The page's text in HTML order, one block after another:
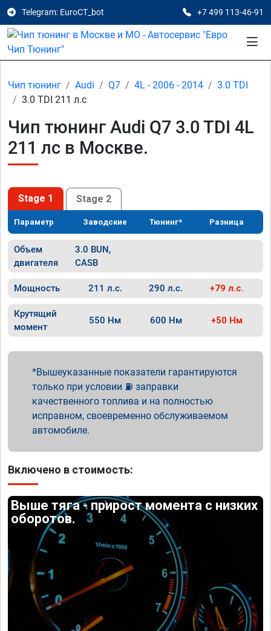
Telegram: EuroCT_bot +7 499 113-46-91
Чип тюнинг Audi Q7 4L - 2006 - 2014
3.0 TDI
3.0 TDI 211 л.с
Чип тюнинг Audi Q7 3.0 TDI 4L
211 лс в Москве.
Stage 1 Stage 2
Параметр Заводские Тюнинг* Разница
Объем
двигателя
3.0 BUN,
CASB
Мощность 211 л.с. 290 л.с. +79 л.с.
Крутящий
момент
550 Нм 600 Нм +50 Нм
Вышеуказанные показатели гарантируются
только при условии ⛽ заправки
качественного топлива и на полностью
исправном, своевременно обслуживаемом
автомобиле.
Включено в стоимость:
Выше тяга - прирост момента с низких
оборотов.